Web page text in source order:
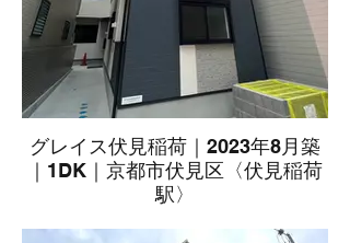
グレイス伏見稲荷｜2023年8月築
｜1DK｜京都市伏見区〈伏見稲荷
駅〉